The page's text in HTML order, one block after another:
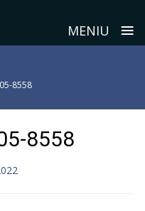
MENIU ≡
8558
8558